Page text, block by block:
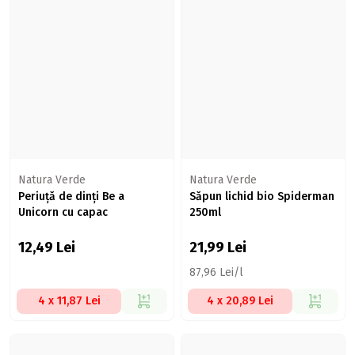
Natura Verde
Periuță de dinți Be a
Unicorn cu capac
12,49 Lei
4 x 11,87 Lei
Natura Verde
Săpun lichid bio Spiderman
250ml
21,99 Lei
87,96 Lei/l
4 x 20,89 Lei